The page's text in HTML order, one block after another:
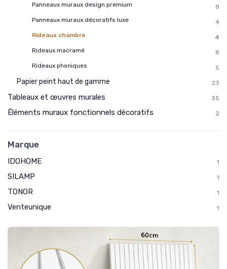
Panneaux muraux design premium
8
Panneaux muraux décoratifs luxe
4
Rideaux chambre
4
Rideaux macramé
8
Rideaux phoniques
5
Papier peint haut de gamme 23
Tableaux et œuvres murales 35
Éléments muraux fonctionnels décoratifs 2
Marque
IDOHOME 1
SILAMP 1
TONOR 1
Venteunique 1